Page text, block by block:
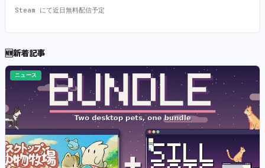
Steam にて近日無料配信予定
🆕新着記事
ニュース